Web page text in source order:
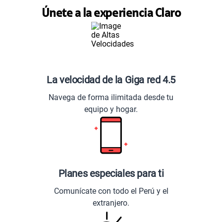
Únete a la experiencia Claro
La velocidad de la Giga red 4.5
Navega de forma ilimitada desde tu
equipo y hogar.
Planes especiales para ti
Comunícate con todo el Perú y el
extranjero.